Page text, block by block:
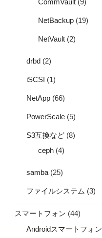
CommVault (9)
NetBackup (19)
NetVault (2)
drbd (2)
iSCSI (1)
NetApp (66)
PowerScale (5)
S3互換など (8)
ceph (4)
samba (25)
ファイルシステム (3)
スマートフォン (44)
Androidスマートフォン